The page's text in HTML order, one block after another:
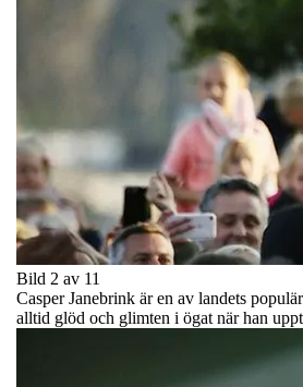
Bild 2 av 11
Casper Janebrink är en av landets
alltid glöd och glimten i ögat när han